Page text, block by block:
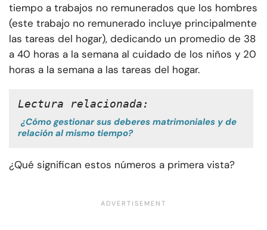
tiempo a trabajos no remunerados que los hombres
(este trabajo no remunerado incluye principalmente
las tareas del hogar), dedicando un promedio de 38
a 40 horas a la semana al cuidado de los niños y 20
horas a la semana a las tareas del hogar.
Lectura relacionada:
¿Cómo gestionar sus deberes matrimoniales y de
relación al mismo tiempo?
¿Qué significan estos números a primera vista?